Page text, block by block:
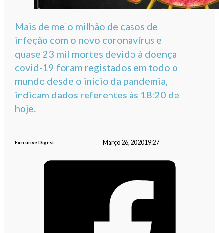
Mais de meio milhão de casos de
infeção com o novo coronavírus e
quase 23 mil mortes devido à doença
covid-19 foram registados em todo o
mundo desde o início da pandemia,
indicam dados referentes às 18:20 de
hoje.
Executive Digest Março 26, 202019:27